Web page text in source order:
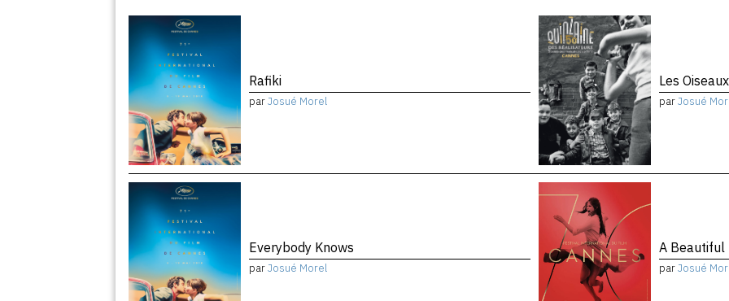
Rafiki
parJosué Morel
Les
parJosué
Everybody Knows
parJosué Morel
A Beautiful
parJosué